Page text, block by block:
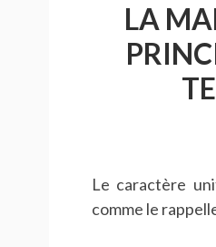
LA
Le caractère
comme le